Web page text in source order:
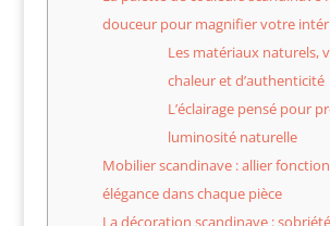
douceur pour magnifier votre
Les matériaux naturels,
chaleur et d’authenticité
L’éclairage pensé pour
luminosité naturelle
Mobilier scandinave : allier
élégance dans chaque pièce
La décoration scandinave :